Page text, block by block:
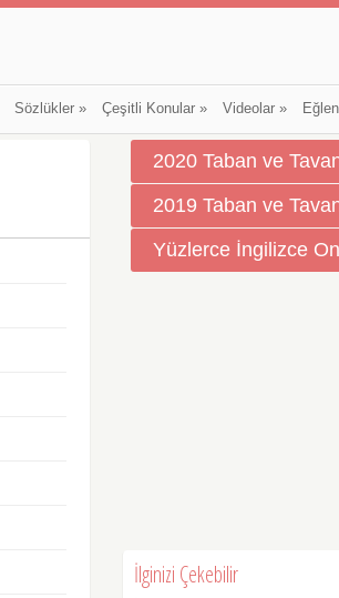
Sözlükler» Çeşitli Konular» Videolar»
2020 Taban ve
2019 Taban ve
Yüzlerce İngilizce
İlginizi Çekebilir